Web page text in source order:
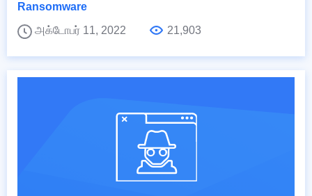
Ransomware
அக்டோபர் 11, 2022
21,903